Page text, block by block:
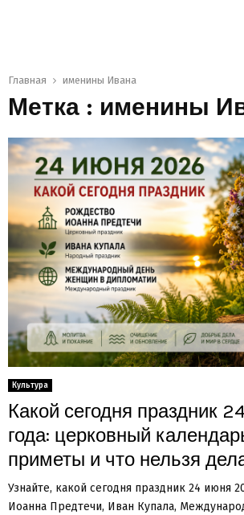
Главная именины Ивана
Метка : именины
Культура
Какой сегодня праздник
года: церковный
приметы и что нельзя
Узнайте, какой сегодня праздник 24 июня
Иоанна Предтечи, Иван Купала,